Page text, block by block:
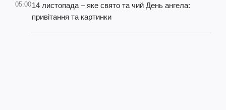
05:0014 листопада – яке свято та чий День ангела:
привітання та картинки